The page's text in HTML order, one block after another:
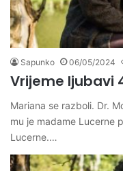
Sapunko 06/05/2024
Vrijeme ljubavi
Mariana se razboli. Dr.
mu je madame Lucerne
Lucerne.…